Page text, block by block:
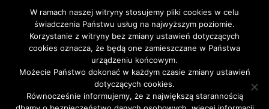
Deklaracja dostępności WNPiSM
© 2026 Wydział Nauk Politycznych i Studiów
Międzynarodowych. Uniwersytet Warszawski. All Rights
W ramach naszej witryny stosujemy pliki cookies w celu
świadczenia Państwu usług na najwyższym poziomie.
Korzystanie z witryny bez zmiany ustawień dotyczących
cookies oznacza, że będą one zamieszczane w Państwa
urządzeniu końcowym.
Możecie Państwo dokonać w każdym czasie zmiany ustawień
dotyczących cookies.
Równocześnie informujemy, że z największą starannością